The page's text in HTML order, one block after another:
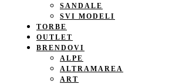
SANDALE
SVI MODELI
TORBE
OUTLET
BRENDOVI
ALPE
ALTRAMAREA
ART